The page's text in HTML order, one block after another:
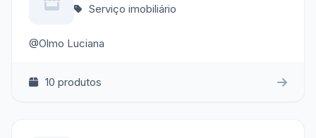
Serviço imobiliário
@Olmo Luciana
10 produtos